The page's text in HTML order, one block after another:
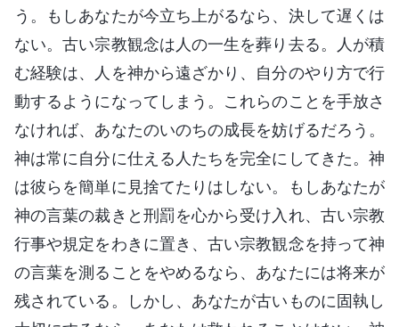
う。もしあなたが今立ち上がるなら、決して遅くは
ない。古い宗教観念は人の一生を葬り去る。人が積
む経験は、人を神から遠ざかり、自分のやり方で行
動するようになってしまう。これらのことを手放さ
なければ、あなたのいのちの成長を妨げるだろう。
神は常に自分に仕える人たちを完全にしてきた。神
は彼らを簡単に見捨てたりはしない。もしあなたが
神の言葉の裁きと刑罰を心から受け入れ、古い宗教
行事や規定をわきに置き、古い宗教観念を持って神
の言葉を測ることをやめるなら、あなたには将来が
残されている。しかし、あなたが古いものに固執し